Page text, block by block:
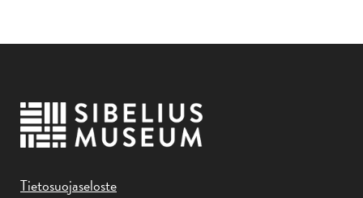
Tietosuojaseloste